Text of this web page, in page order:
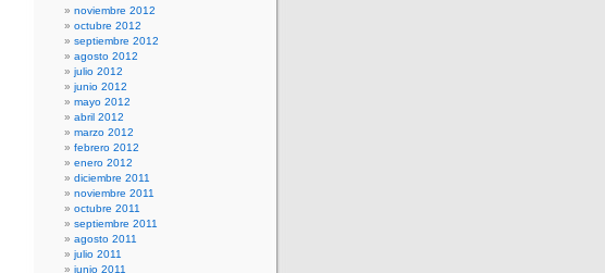
noviembre 2012
octubre 2012
septiembre 2012
agosto 2012
julio 2012
junio 2012
mayo 2012
abril 2012
marzo 2012
febrero 2012
enero 2012
diciembre 2011
noviembre 2011
octubre 2011
septiembre 2011
agosto 2011
julio 2011
junio 2011